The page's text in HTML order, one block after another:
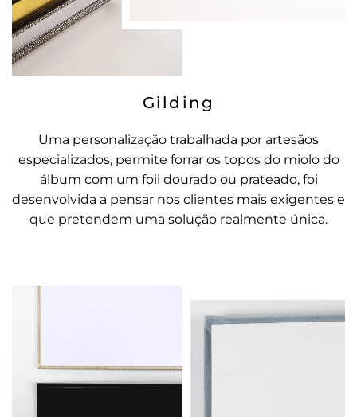
Gilding
Uma personalização trabalhada por artesãos
especializados, permite forrar os topos do miolo do
álbum com um foil dourado ou prateado, foi
desenvolvida a pensar nos clientes mais exigentes e
que pretendem uma solução realmente única.